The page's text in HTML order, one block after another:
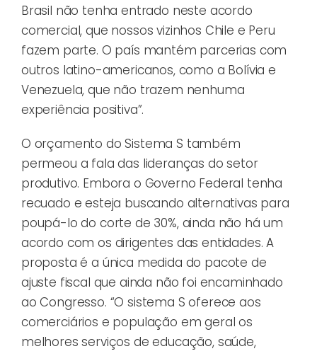
Brasil não tenha entrado neste acordo
comercial, que nossos vizinhos Chile e Peru
fazem parte. O país mantém parcerias com
outros latino-americanos, como a Bolívia e
Venezuela, que não trazem nenhuma
experiência positiva”.
O orçamento do Sistema S também
permeou a fala das lideranças do setor
produtivo. Embora o Governo Federal tenha
recuado e esteja buscando alternativas para
poupá-lo do corte de 30%, ainda não há um
acordo com os dirigentes das entidades. A
proposta é a única medida do pacote de
ajuste fiscal que ainda não foi encaminhado
ao Congresso. “O sistema S oferece aos
comerciários e população em geral os
melhores serviços de educação, saúde,